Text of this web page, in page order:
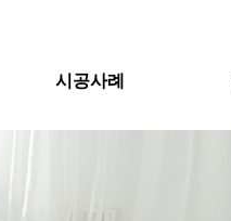
시공사례